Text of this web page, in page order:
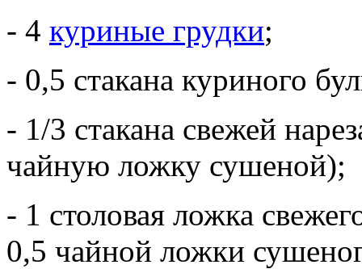
- 4 куриные грудки;
- 0,5 стакана куриного
- 1/3 стакана свежей
чайную ложку сушеной);
- 1 столовая ложка
0,5 чайной ложки